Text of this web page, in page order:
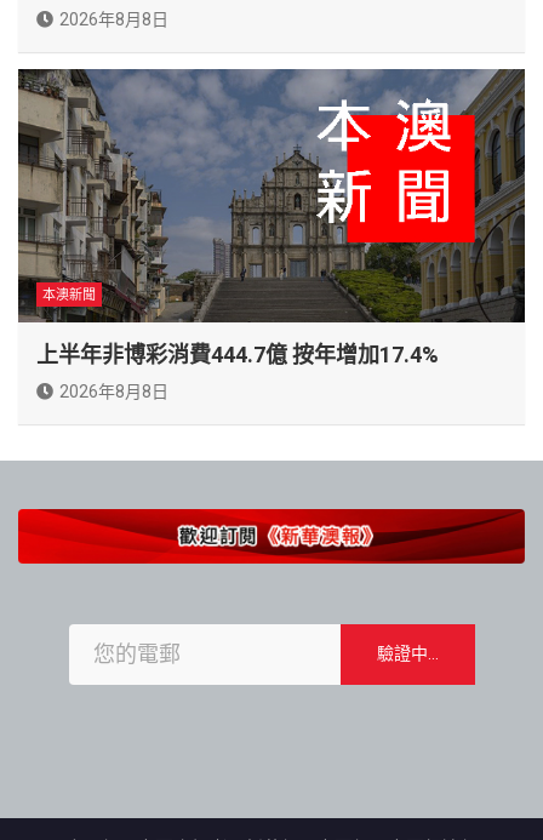
2026年8月8日
本澳新聞
上半年非博彩消費444.7億 按年增加17.4%
2026年8月8日